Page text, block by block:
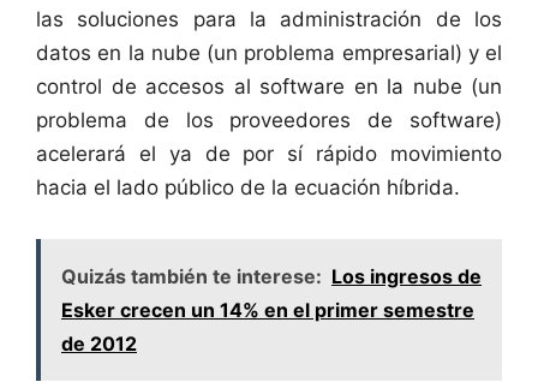
las soluciones para la administración de los
datos en la nube (un problema empresarial) y el
control de accesos al software en la nube (un
problema de los proveedores de software)
acelerará el ya de por sí rápido movimiento
hacia el lado público de la ecuación híbrida.
Quizás también te interese: Los ingresos de
Esker crecen un 14% en el primer semestre
de 2012